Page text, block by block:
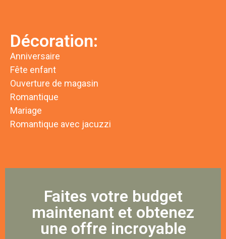
Décoration:
Anniversaire
Fête enfant
Ouverture de magasin
Romantique
Mariage
Romantique avec jacuzzi
Faites votre budget
maintenant et obtenez
une offre incroyable